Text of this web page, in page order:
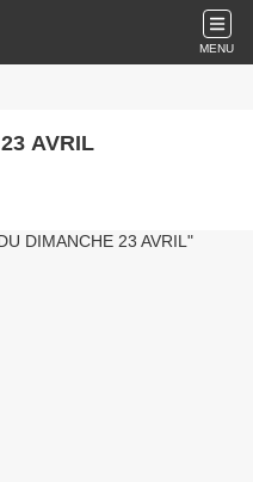
MENU
AVRIL